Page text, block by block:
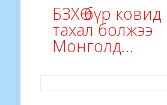
БЗХӨ бүр
тахал болжээ
Монголд…